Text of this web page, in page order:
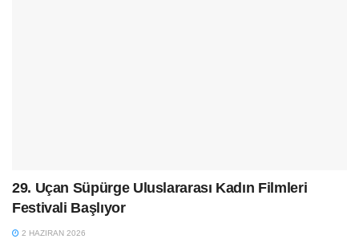
29. Uçan Süpürge Uluslararası Kadın Filmleri
Festivali Başlıyor
2 HAZIRAN 2026